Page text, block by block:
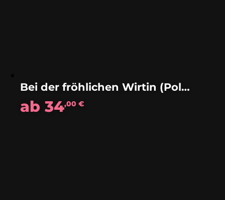
Bei der fröhlichen Wirtin (Polka)
ab34,00€